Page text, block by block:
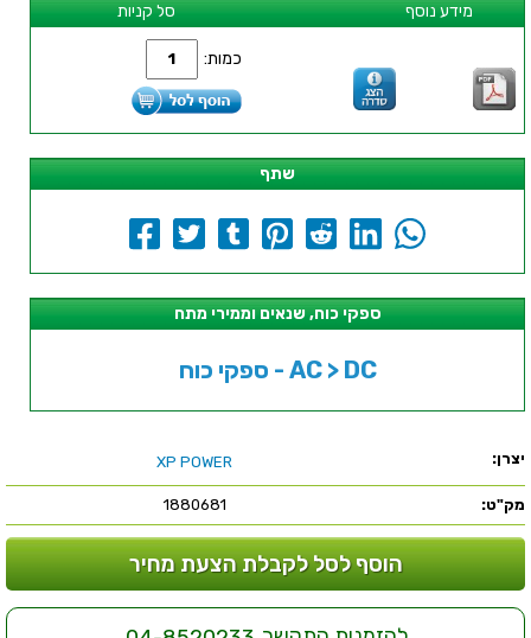
סל קניות מידע נוסף
כמות:
שתף
ספקי כוח, שנאים וממירי מתח
ספקי כוח - AC > DC
יצרן: XP POWER
מק"ט: 1880681
הוסף לסל לקבלת הצעת מחיר